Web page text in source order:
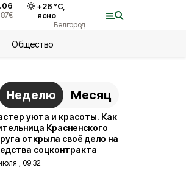
€
+26 °С,
ясно
Белгород
Общество
Неделю Месяц
уюта и красоты. Как
Красненского
открыла своё дело на
соцконтракта
, 09:32